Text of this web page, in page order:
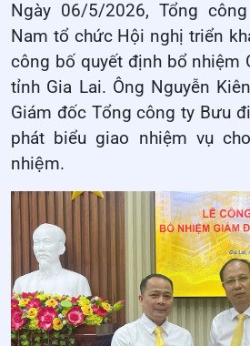
Ngày 06/5/2026, Tổng
Nam tổ chức Hội nghị triển
công bố quyết định bổ nhiệm
tỉnh Gia Lai. Ông Nguyễn
Giám đốc Tổng công ty Bưu
phát biểu giao nhiệm vụ
nhiệm.